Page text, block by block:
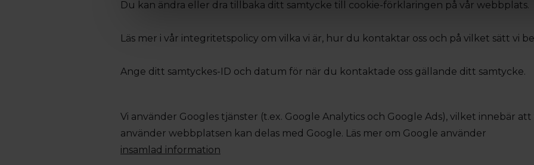
Du kan ändra eller dra tillbaka ditt samtycke till cookie-förklaringen på vår webbplats.
Läs mer i vår integritetspolicy om vilka vi är, hur du kontaktar oss och på vilket sätt vi
Ange ditt samtyckes-ID och datum för när du kontaktade oss gällande ditt samtycke.
Vi använder Googles tjänster (t.ex. Google Analytics och Google Ads), vilket innebär
använder webbplatsen kan delas med Google. Läs mer om Google använder
insamlad information